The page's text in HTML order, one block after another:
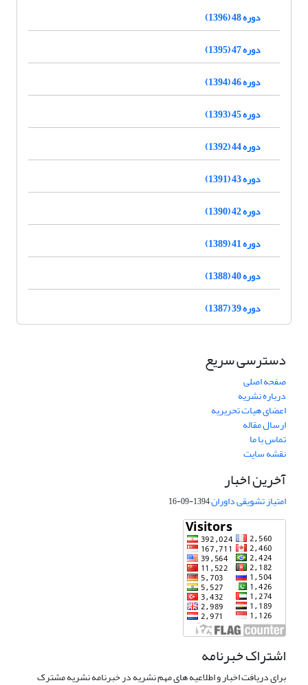
دوره 48 (1396)
دوره 47 (1395)
دوره 46 (1394)
دوره 45 (1393)
دوره 44 (1392)
دوره 43 (1391)
دوره 42 (1390)
دوره 41 (1389)
دوره 40 (1388)
دوره 39 (1387)
دسترسی سریع
صفحه اصلی
درباره نشریه
اعضای هیات تحریریه
ارسال مقاله
تماس با ما
نقشه سایت
آخرین اخبار
امتیاز تشویقی داوران1394-09-16
اشتراک خبرنامه
برای دریافت اخبار و اطلاعیه های مهم نشریه در خبرنامه نشریه مشترک